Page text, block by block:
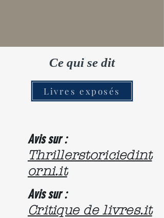
Ce qui se dit
Livres exposés
Avis sur :
Thrillerstoriciedint
orni.it
Avis sur :
Critique de livres.it